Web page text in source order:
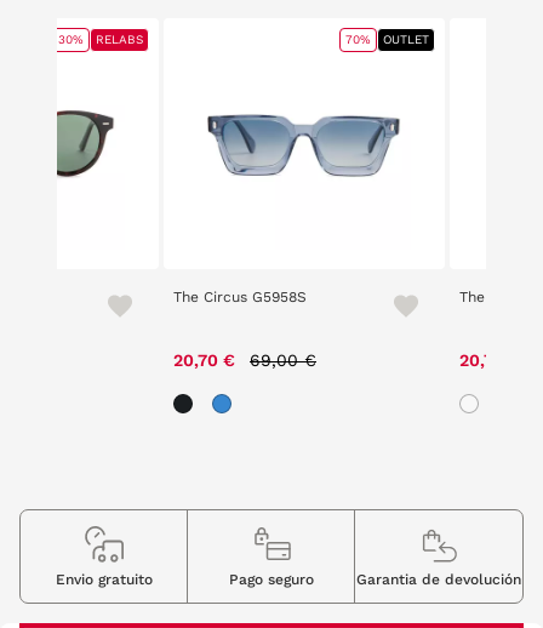
30% RELABS
The Circus G5958S
20,70 € 69,00 €
70% OUTLET
The Circus
20,70 €
Envio gratuito Pago seguro Garantia de devolución